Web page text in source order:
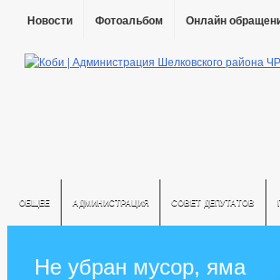
Новости Фотоальбом Онлайн
ОБЩЕЕ АДМИНИСТРАЦИЯ СОВЕТ ДЕПУТАТОВ
Не убран мусор, яма